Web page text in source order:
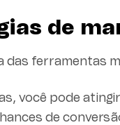
de
das ferramentas
você pode
de